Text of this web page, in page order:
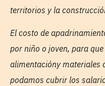
territorios y la
El costo de
por niño o joven, para
alimentacióny materiales
podamos cubrir los